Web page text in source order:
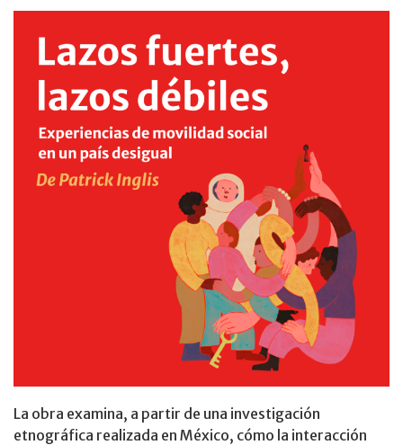
La obra examina, a partir de una investigación
etnográfica realizada en México, cómo la interacción